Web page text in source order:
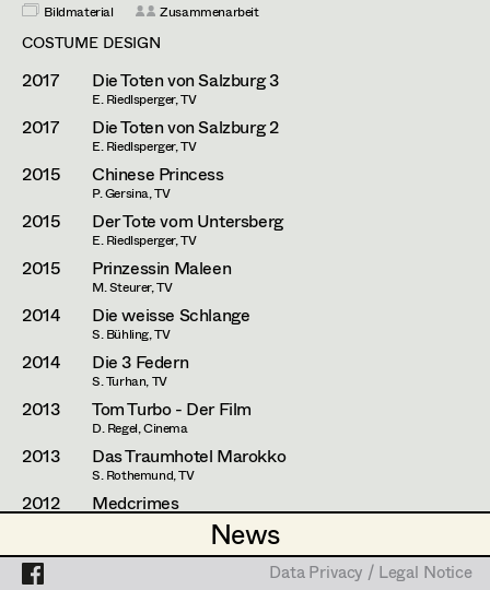
News
News
Retired Members
Honorary Members
In Memoriam
Projects
Data Privacy / Legal Notice
Zizi Bohrer-Lehner
Monika Buttinger
Caterina Czepek
Theresa Ebner-Lazek
Brigitta Fink
Katharina Forcher
Veronika Susanna Harb
Tanja Hausner
Mara Helml
Birgit Hutter
Theresa Kopf
Ingrid Leibezeder
Martina List
Bildmaterial Zusammenarbeit
COSTUME DESIGN
2017 Die Toten von Salzburg 3
E. Riedlsperger, TV
2017 Die Toten von Salzburg 2
E. Riedlsperger, TV
2015 Chinese Princess
P. Gersina, TV
2015 Der Tote vom Untersberg
E. Riedlsperger, TV
2015 Prinzessin Maleen
M. Steurer, TV
2014 Die weisse Schlange
S. Bühling, TV
2014 Die 3 Federn
S. Turhan, TV
2013 Tom Turbo - Der Film
D. Regel, Cinema
2013 Das Traumhotel Marokko
S. Rothemund, TV
2012 Medcrimes
2012 Reichsgründung
Data Privacy / Legal Notice